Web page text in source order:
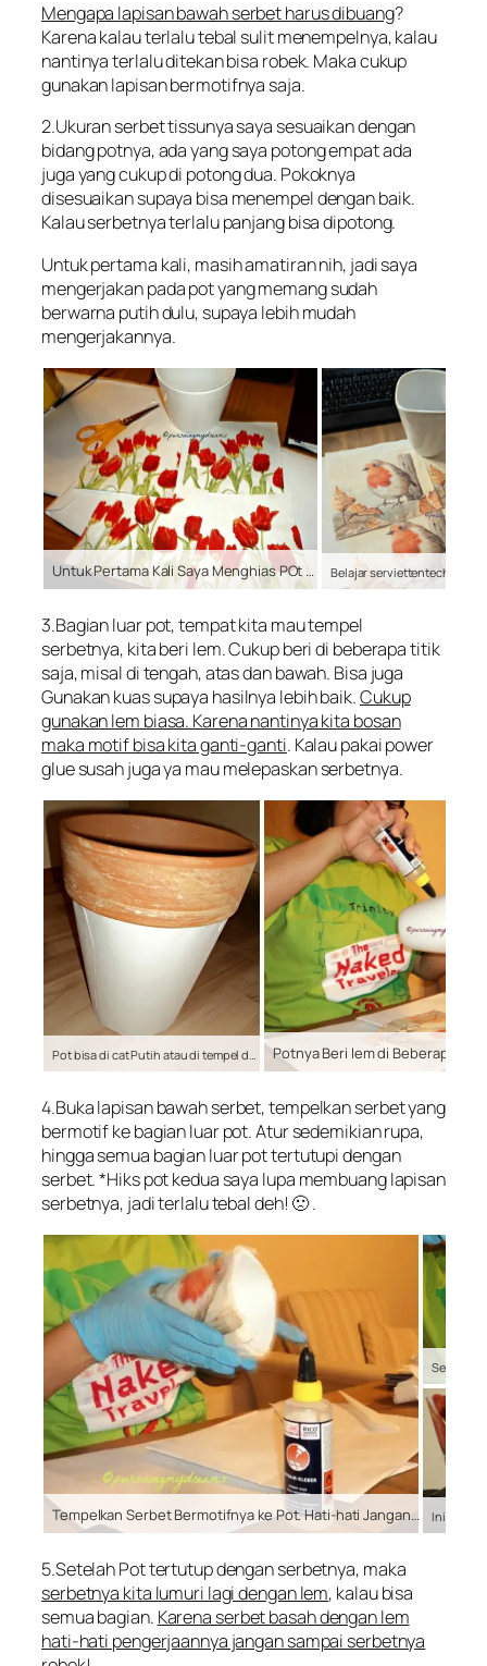
Mengapa lapisan bawah serbet harus dibuang?
Karena kalau terlalu tebal sulit menempelnya, kalau
nantinya terlalu ditekan bisa robek. Maka cukup
gunakan lapisan bermotifnya saja.
2.Ukuran serbet tissunya saya sesuaikan dengan
bidang potnya, ada yang saya potong empat ada
juga yang cukup di potong dua. Pokoknya
disesuaikan supaya bisa menempel dengan baik.
Kalau serbetnya terlalu panjang bisa dipotong.
Untuk pertama kali, masih amatiran nih, jadi saya
mengerjakan pada pot yang memang sudah
berwarna putih dulu, supaya lebih mudah
mengerjakannya.
Untuk Pertama Kali Saya Menghias POt yang Berwarna Putih
3.Bagian luar pot, tempat kita mau tempel
serbetnya, kita beri lem. Cukup beri di beberapa titik
saja, misal di tengah, atas dan bawah. Bisa juga
Gunakan kuas supaya hasilnya lebih baik.Cukup
gunakan lem biasa. Karena nantinya kita bosan
maka motif bisa kita ganti-ganti. Kalau pakai power
glue susah juga ya mau melepaskan serbetnya.
Pot bisa di cat Putih atau di tempel dengan Kertas HVS Potnya Beri lem di Beberapa Titik
4.Buka lapisan bawah serbet, tempelkan serbet yang
bermotif ke bagian luar pot. Atur sedemikian rupa,
hingga semua bagian luar pot tertutupi dengan
serbet. *Hiks pot kedua saya lupa membuang lapisan
serbetnya, jadi terlalu tebal deh! 🙁 .
Tempelkan Serbet Bermotifnya ke Pot. Hati-hati Jangan sampai Robek
5.Setelah Pot tertutup dengan serbetnya, maka
serbetnya kita lumuri lagi dengan lem, kalau bisa
semua bagian. Karena serbet basah dengan lem
hati-hati pengerjaannya jangan sampai serbetnya